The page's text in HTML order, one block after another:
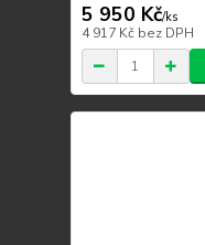
5 950 Kč/ks
4 917 Kč bez DPH